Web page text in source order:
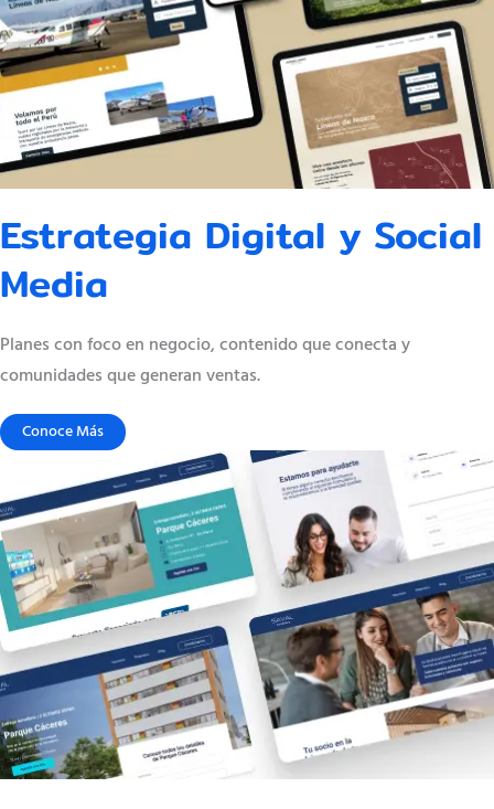
Estrategia Digital y Social
Media
Planes con foco en negocio, contenido que conecta y
comunidades que generan ventas.
Conoce Más